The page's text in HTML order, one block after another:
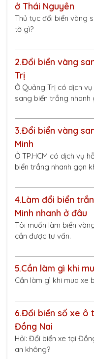
ở Thái Nguyên
Thủ tục đổi biển vàng
tờ gì?
2.Đổi biển vàng
Trị
Ở Quảng Trị có dịch
sang biển trắng nhanh
3.Đổi biển vàng
Minh
Ở TP.HCM có dịch vụ
biển trắng nhanh gọn
4.Làm đổi biển
Minh nhanh ở đâu
Tôi muốn làm biển
cần được tư vấn.
5.Cần làm gì khi
Cần làm gì khi mua xe
6.Đổi biển số xe ô
Đồng Nai
Hỏi: Đổi biển xe tại
an không?